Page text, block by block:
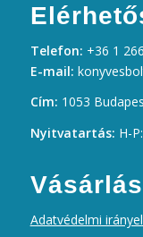
Telefon: +36 1
E-mail:
Cím: 1053
Nyitvatartás: H-
Adatvédelmi